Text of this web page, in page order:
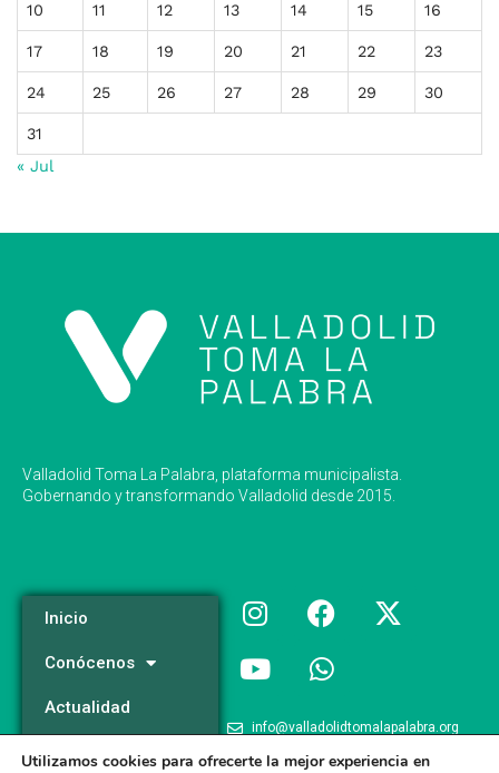
10 11 12 13 14 15 16
17 18 19 20 21 22 23
24 25 26 27 28 29 30
31
« Jul
Valladolid Toma La Palabra, plataforma municipalista.
Gobernando y transformando Valladolid desde 2015.
Inicio
Conócenos
Actualidad
Programa
info@valladolidtomalapalabra.org
Utilizamos cookies para ofrecerte la mejor experiencia en